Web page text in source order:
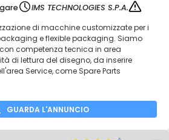
IMS TECHNOLOGIES S.P.A.
di macchine customizzate per i
e flexible packaging. Siamo
competenza tecnica in area
di lettura del disegno, da inserire
Service, come Spare Parts
GUARDA L'ANNUNCIO